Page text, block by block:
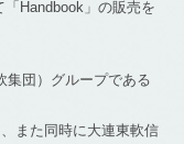
Handbook」の販売を
集団）グループである
また同時に大連東軟信